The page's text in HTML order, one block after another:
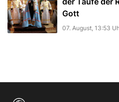
Gott
07. August, 13:53